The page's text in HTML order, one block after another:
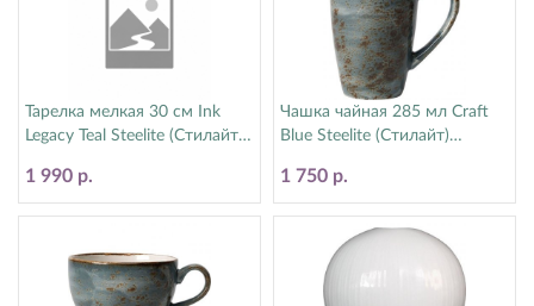
Тарелка мелкая 30 см Ink
Legacy Teal Steelite (Стилайт)
1 990 р.
Чашка чайная 285 мл Craft
Blue Steelite (Стилайт)
1 750 р.